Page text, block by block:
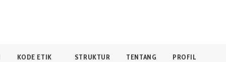
KODE ETIK
STRUKTUR
TENTANG
PROFIL